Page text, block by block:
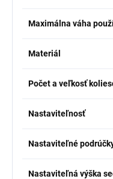
Maximálna váha
Materiál
Počet a veľkosť
Nastaviteľnosť
Nastaviteľné
Nastaviteľná výška